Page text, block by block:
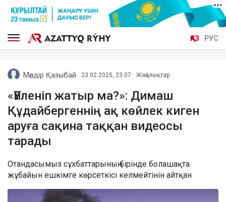
ҚАЗ РУС
Мөлдір Қазыбай 23.02.2025, 23:07 Жаңалықтар
«Үйленіп жатыр ма?»: Димаш
Құдайбергеннің ақ көйлек киген
аруға сақина таққан видеосы
тарады
Отандасымыз сұхбаттарының бірінде болашақта
жұбайын ешкімге көрсеткісі келмейтінін айтқан